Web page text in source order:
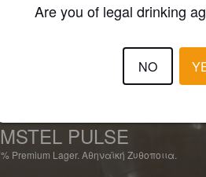
PULSE
Premium Lager. Αθηναϊκή Ζυθοποιια.
Are you of legal drinking
NO